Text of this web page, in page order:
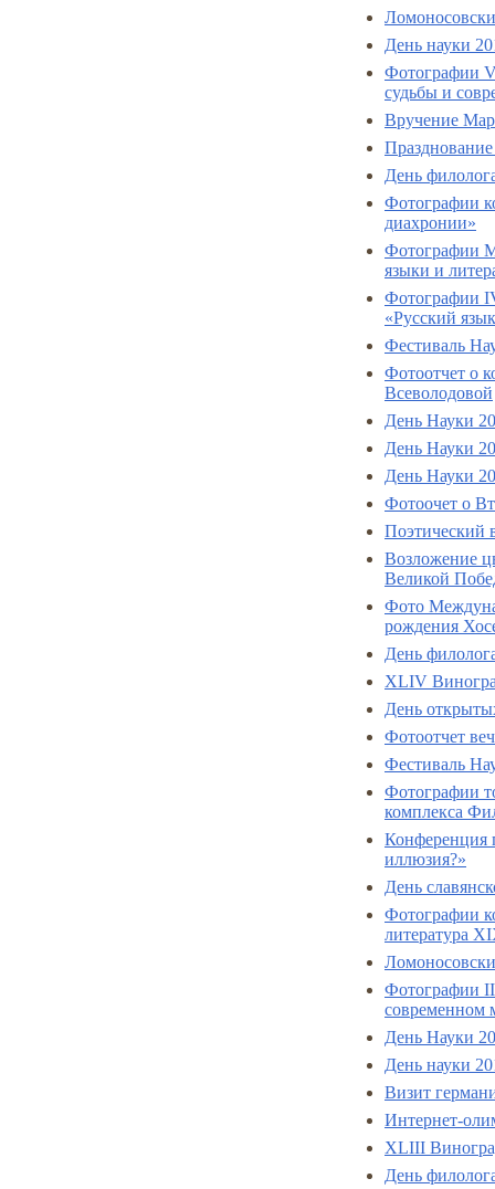
День науки
Фотографии
судьбы и
Вручение
День
Фотографии
диахронии»
Фотографии
языки и
Фотографии
«Русский
Фестиваль
Фотоотчет о
Всеволодовой
День Науки
День Науки
День Науки
Фотоочет о
Поэтический
Возложение
Великой
Фото
рождения
День
XLIV
День
Фотоотчет
Фестиваль
Фотографии
комплекса
Конференция
иллюзия?»
День
Фотографии
литература
Фотографии
современном
День Науки
День науки
Визит
Интернет-
XLIII
День